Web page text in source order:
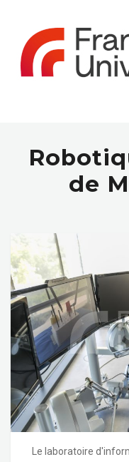
de
Le laboratoire